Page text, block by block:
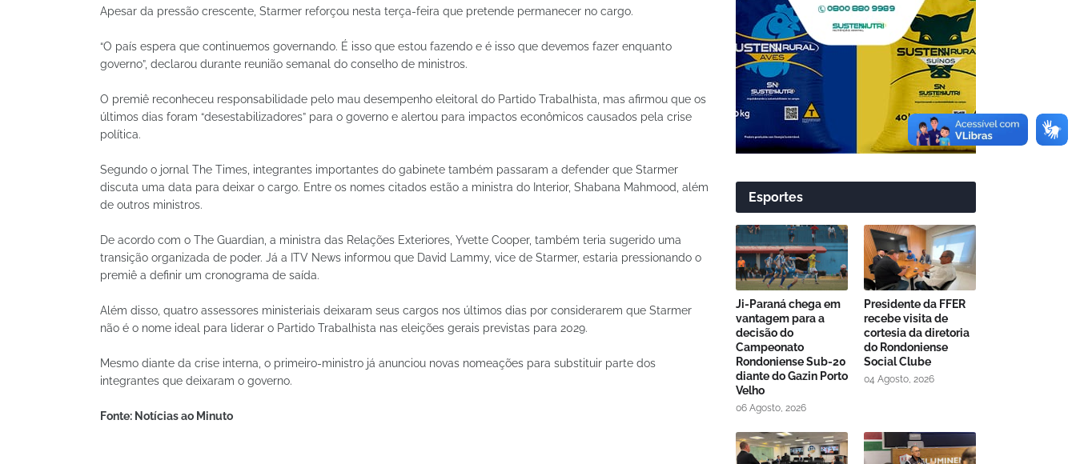
Apesar da pressão crescente, Starmer reforçou nesta terça-feira que pretende permanecer no cargo.
“O país espera que continuemos governando. É isso que estou fazendo e é isso que devemos fazer enquanto
governo”, declarou durante reunião semanal do conselho de ministros.
O premiê reconheceu responsabilidade pelo mau desempenho eleitoral do Partido Trabalhista, mas afirmou que os
últimos dias foram “desestabilizadores” para o governo e alertou para impactos econômicos causados pela crise
política.
Segundo o jornal The Times, integrantes importantes do gabinete também passaram a defender que Starmer
discuta uma data para deixar o cargo. Entre os nomes citados estão a ministra do Interior, Shabana Mahmood, além
de outros ministros.
De acordo com o The Guardian, a ministra das Relações Exteriores, Yvette Cooper, também teria sugerido uma
transição organizada de poder. Já a ITV News informou que David Lammy, vice de Starmer, estaria pressionando o
premiê a definir um cronograma de saída.
Além disso, quatro assessores ministeriais deixaram seus cargos nos últimos dias por considerarem que Starmer
não é o nome ideal para liderar o Partido Trabalhista nas eleições gerais previstas para 2029.
Mesmo diante da crise interna, o primeiro-ministro já anunciou novas nomeações para substituir parte dos
integrantes que deixaram o governo.
Fonte: Notícias ao Minuto
Esportes
Ji-Paraná chega em
vantagem para a
decisão do
Campeonato
Rondoniense Sub-20
diante do Gazin Porto
Velho
06 Agosto, 2026
Presidente da FFER
recebe visita de
cortesia da diretoria
do Rondoniense
Social Clube
04 Agosto, 2026